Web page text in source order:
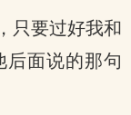
只要过好我和
后面说的那句